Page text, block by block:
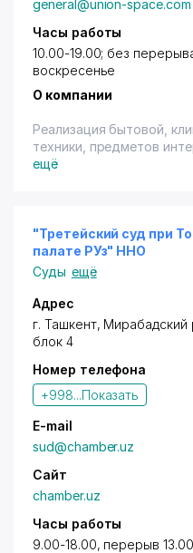
известна еще и такими
ролы. Также Вы можете
горячие блюда и
"Tokyo" - для ценителей
general@union-space.com
Часы работы
10.00-19.00; без
воскресенье
О компании
Реализация бытовой,
техники, предметов
ещё
"Третейский суд при
палате РУз" ННО
Суды ещё
Адрес
г. Ташкент, Мирабадский
блок 4
Номер телефона
+998...Показать
E-mail
sud@chamber.uz
Сайт
chamber.uz
Часы работы
9.00-18.00, перерыв